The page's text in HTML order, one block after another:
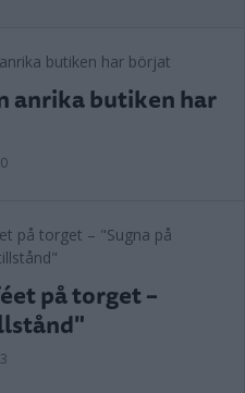
anrika butiken har
på torget –